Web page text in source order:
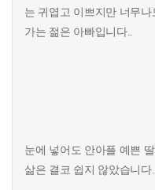
는 귀엽고 이쁘지만 너무
가는 젊은 아빠입니다..
눈에 넣어도 안아플 예쁜
삶은 결코 쉽지 않았습니다